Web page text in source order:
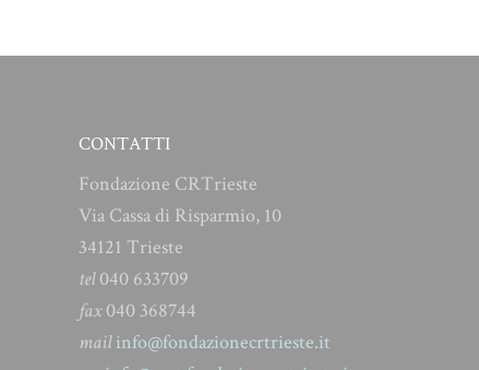
CONTATTI
Fondazione CRTrieste
Via Cassa di Risparmio, 10
34121 Trieste
tel040 633709
fax040 368744
mail info@fondazionecrtrieste.it